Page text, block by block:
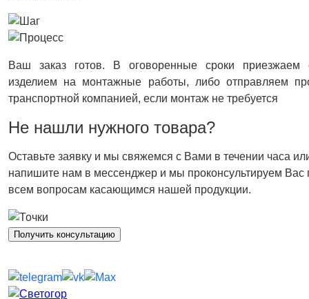
Ваш заказ готов. В оговоренные сроки приезжаем
изделием на монтажные работы, либо отправляем
транспортной компанией, если монтаж не требуется
Не нашли нужного товара?
Оставьте заявку и мы свяжемся с Вами в течении часа
напишите нам в мессенджер и мы проконсультируем Вас
всем вопросам касающимся нашей продукции.
Получить консультацию